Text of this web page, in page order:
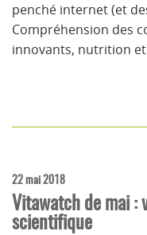
penché internet (et
Compréhension des
innovants, nutrition
22 mai 2018
Vitawatch de mai :
scientifique